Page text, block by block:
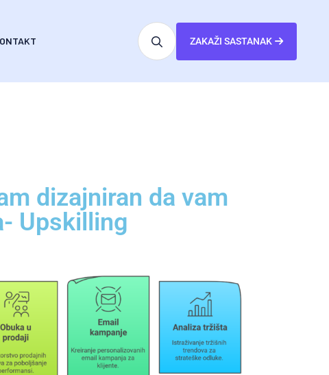
ZAKAŽI SASTANAK
dizajniran da vam
Upskilling